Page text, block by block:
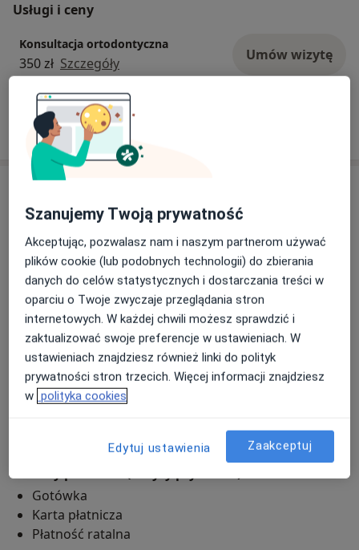
Usługi i ceny
Konsultacja ortodontyczna
350 zł Szczegóły Umów wizytę
W jaki sposób ustalane są ceny?
Adres 1 Adres 2
MANTYK CLINIC
Nocznickiego 25/U13, Bielany, 01-948Warszawa
Powiększ mapęotwiera się w nowej karcie
Dostępność
Gotówka
Karta płatnicza
Płatność ratalna
Szanujemy Twoją prywatność
Akceptując, pozwalasz nam i naszym partnerom używać
plików cookie (lub podobnych technologii) do zbierania
danych do celów statystycznych i dostarczania treści w
oparciu o Twoje zwyczaje przeglądania stron
internetowych. W każdej chwili możesz sprawdzić i
zaktualizować swoje preferencje w ustawieniach. W
ustawieniach znajdziesz również linki do polityk
prywatności stron trzecich. Więcej informacji znajdziesz
w polityka cookies
Edytuj ustawienia Zaakceptuj